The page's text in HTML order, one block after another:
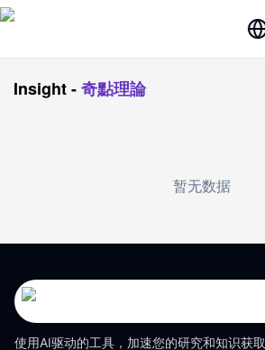
Insight-奇點理論
暂无数据
使用AI驱动的工具，加速您的研究和知识获取